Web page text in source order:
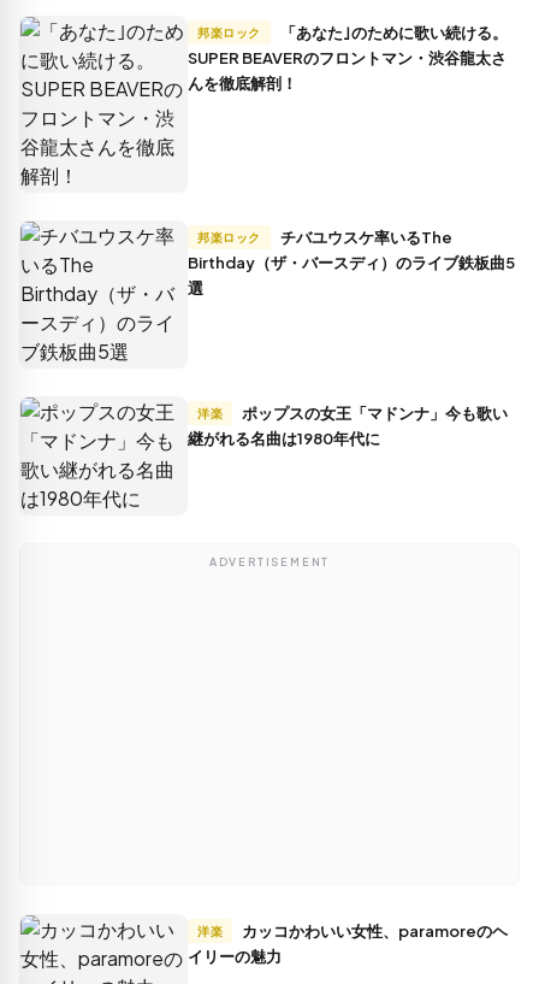
邦楽ロック
SUPER BEAVERのフロントマン・渋谷龍太さ
んを徹底解剖！
邦楽ロック
Birthday（ザ・バースディ）のライブ鉄板曲5
選
洋楽
継がれる名曲は1980年代に
ADVERTISEMENT
洋楽
イリーの魅力